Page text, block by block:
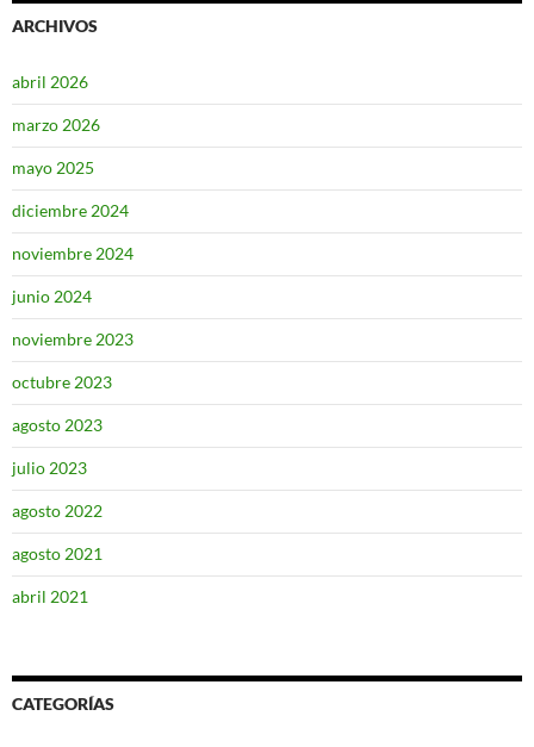
ARCHIVOS
abril 2026
marzo 2026
mayo 2025
diciembre 2024
noviembre 2024
junio 2024
noviembre 2023
octubre 2023
agosto 2023
julio 2023
agosto 2022
agosto 2021
abril 2021
CATEGORÍAS